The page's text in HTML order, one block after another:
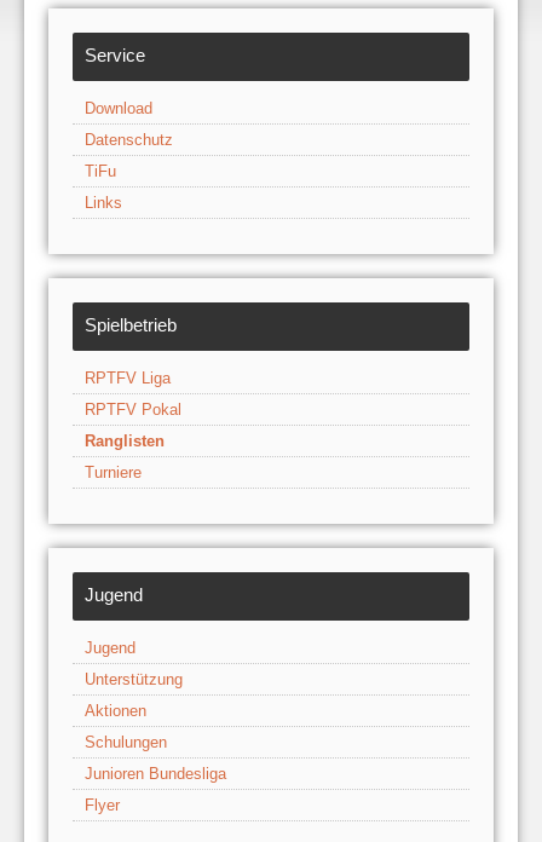
Service
Download
Datenschutz
TiFu
Links
Spielbetrieb
RPTFV Liga
RPTFV Pokal
Ranglisten
Turniere
Jugend
Jugend
Unterstützung
Aktionen
Schulungen
Junioren Bundesliga
Flyer